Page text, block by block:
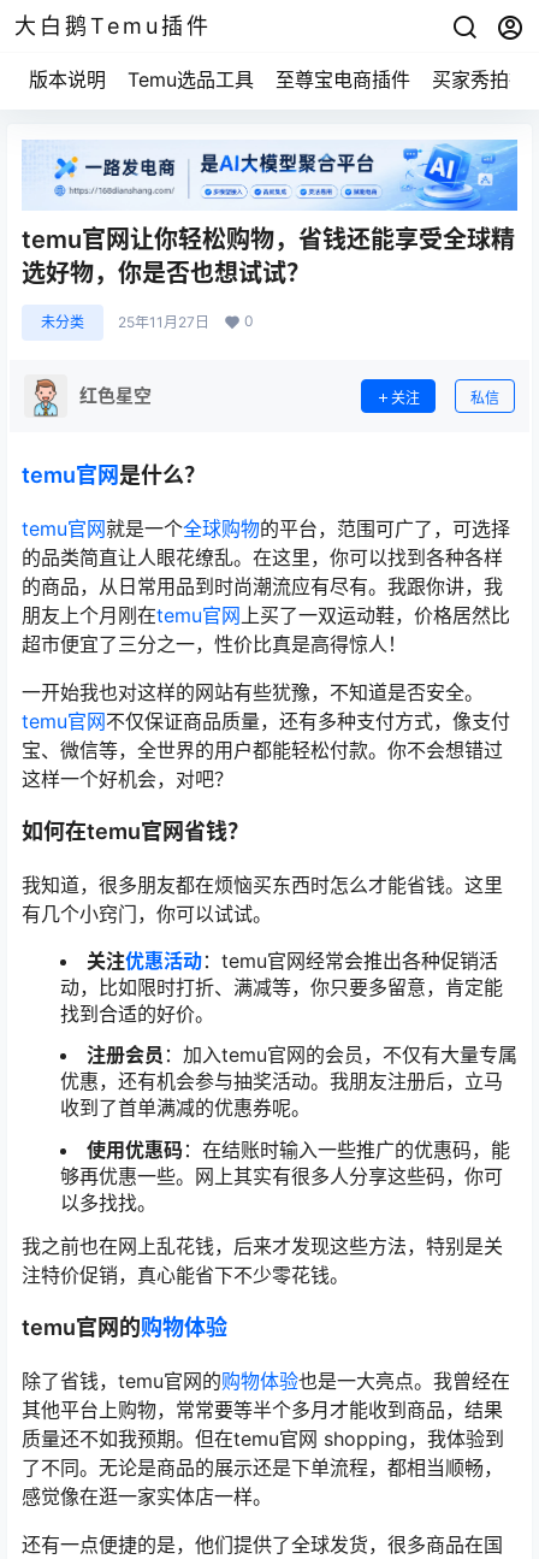
大白鹅Temu插件
版本说明 Temu选品工具 至尊宝电商插件 买家秀拍摄
temu官网让你轻松购物，省钱还能享受全球精
选好物，你是否也想试试？
未分类 25年11月27日 0
红色星空 关注 私信
temu官网是什么？
temu官网就是一个全球购物的平台，范围可广了，可选择
的品类简直让人眼花缭乱。在这里，你可以找到各种各样
的商品，从日常用品到时尚潮流应有尽有。我跟你讲，我
朋友上个月刚在temu官网 上买了一双运动鞋，价格居然比
超市便宜了三分之一，性价比真是高得惊人！
一开始我也对这样的网站有些犹豫，不知道是否安全。
temu官网不仅保证商品质量，还有多种支付方式，像支付
宝、微信等，全世界的用户都能轻松付款。你不会想错过
这样一个好机会，对吧？
如何在temu官网省钱？
我知道，很多朋友都在烦恼买东西时怎么才能省钱。这里
有几个小窍门，你可以试试。
关注优惠活动：temu官网经常会推出各种促销活
动，比如限时打折、满减等，你只要多留意，肯定能
找到合适的好价。
注册会员 ：加入temu官网的会员，不仅有大量专属
优惠，还有机会参与抽奖活动。我朋友注册后，立马
收到了首单满减的优惠券呢。
使用优惠码：在结账时输入一些推广的优惠码，能
够再优惠一些。网上其实有很多人分享这些码，你可
以多找找。
我之前也在网上乱花钱，后来才发现这些方法，特别是关
注特价促销，真心能省下不少零花钱。
temu官网的购物体验
除了省钱，temu官网的购物体验也是一大亮点。我曾经在
其他平台上购物，常常要等半个多月才能收到商品，结果
质量还不如我预期。但在temu官网 shopping，我体验到
了不同。无论是商品的展示还是下单流程，都相当顺畅，
感觉像在逛一家实体店一样。
还有一点便捷的是，他们提供了全球发货，很多商品在国